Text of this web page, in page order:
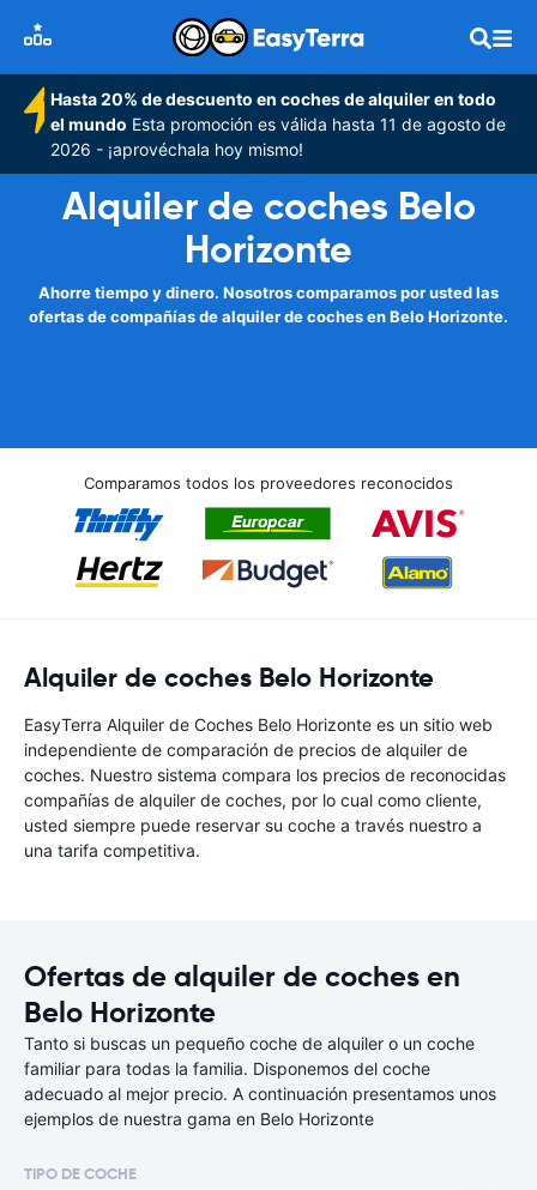
Hasta 20% de descuento en coches de alquiler en todo
el mundo Esta promoción es válida hasta 11 de agosto de
2026 - ¡aprovéchala hoy mismo!
Alquiler de coches Belo
Horizonte
Ahorre tiempo y dinero. Nosotros comparamos por usted las
ofertas de compañías de alquiler de coches en Belo Horizonte.
Comparamos todos los proveedores reconocidos
Alquiler de coches Belo Horizonte
EasyTerra Alquiler de Coches Belo Horizonte es un sitio web
independiente de comparación de precios de alquiler de
coches. Nuestro sistema compara los precios de reconocidas
compañías de alquiler de coches, por lo cual como cliente,
usted siempre puede reservar su coche a través nuestro a
una tarifa competitiva.
Ofertas de alquiler de coches en
Belo Horizonte
Tanto si buscas un pequeño coche de alquiler o un coche
familiar para todas la familia. Disponemos del coche
adecuado al mejor precio. A continuación presentamos unos
ejemplos de nuestra gama en Belo Horizonte
TIPO DE COCHE